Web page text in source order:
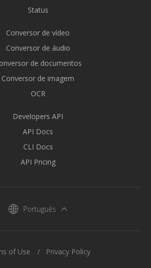
Status
Conversor de vídeo
Conversor de áudio
de documentos
Conversor de imagem
OCR
Developers API
API Docs
CLI Docs
API Pricing
Português
of Use Privacy Policy